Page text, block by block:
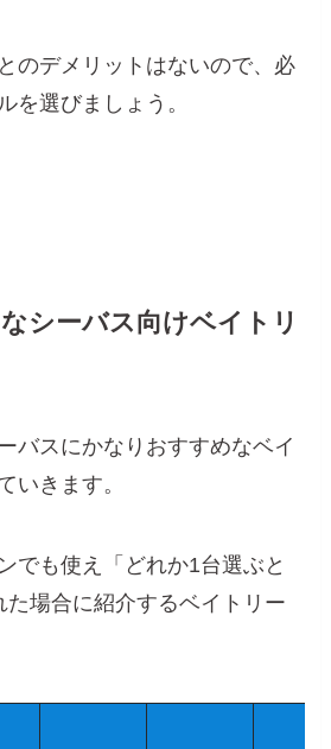
のデメリットはないので、必
を選びましょう。
シーバス向けベイトリ
バスにかなりおすすめなベイ
いきます。
でも使え「どれか1台選ぶと
た場合に紹介するベイトリー